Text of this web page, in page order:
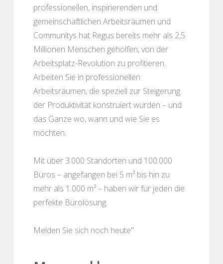
professionellen, inspirierenden und
gemeinschaftlichen Arbeitsräumen und
Communitys hat Regus bereits mehr als 2,5
Millionen Menschen geholfen, von der
Arbeitsplatz-Revolution zu profitieren.
Arbeiten Sie in professionellen
Arbeitsräumen, die speziell zur Steigerung
der Produktivität konstruiert wurden – und
das Ganze wo, wann und wie Sie es
möchten.
Mit über 3.000 Standorten und 100.000
Büros – angefangen bei 5 m² bis hin zu
mehr als 1.000 m² – haben wir für jeden die
perfekte Bürolösung.
Melden Sie sich noch heute"